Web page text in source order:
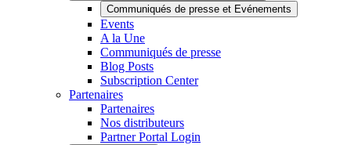
Communiqués de presse et Evénements
Events
A la Une
Communiqués de presse
Blog Posts
Subscription Center
Partenaires
Partenaires
Nos distributeurs
Partner Portal Login